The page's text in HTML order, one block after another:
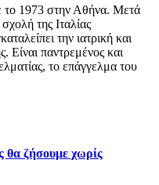
το 1973 στην Αθήνα. Μετά
της Ιταλίας
την ιατρική και
Είναι παντρεμένος και
το επάγγελμα του
θα ζήσουμε χωρίς